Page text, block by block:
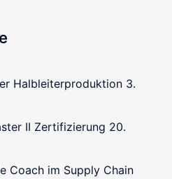
Halbleiterproduktion 3.
II Zertifizierung 20.
Coach im Supply Chain